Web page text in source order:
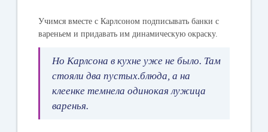
Учимся вместе с Карлсоном подписывать банки с
вареньем и придавать им динамическую окраску.
Но Карлсона в кухне уже не было. Там
стояли два пустых.блюда, а на
клеенке темнела одинокая лужица
варенья.